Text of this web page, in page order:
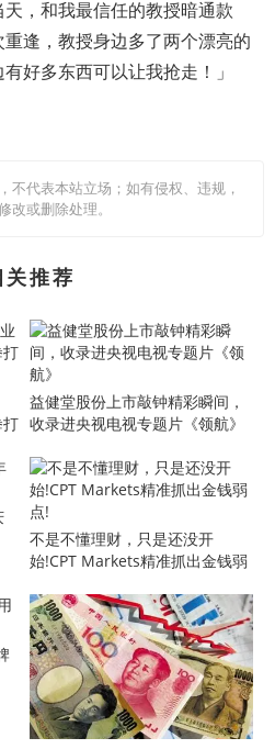
，和我最信任的教授暗通款
逢，教授身边多了两个漂亮的
好多东西可以让我抢走！」
不代表本站立场；如有侵权、违规，
改或删除处理。
关推荐
打
益健堂股份上市敲钟精彩瞬间，
收录进央视电视专题片《领航》
不是不懂理财，只是还没开
始!CPT Markets精准抓出金钱弱